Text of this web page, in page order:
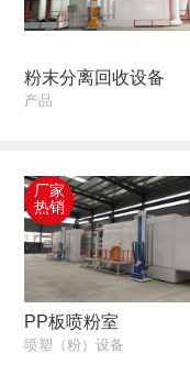
粉末分离回收设备
产品
厂家
热销
PP板喷粉室
喷塑（粉）设备